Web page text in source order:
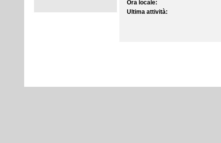
Ora locale:
Ultima attività: